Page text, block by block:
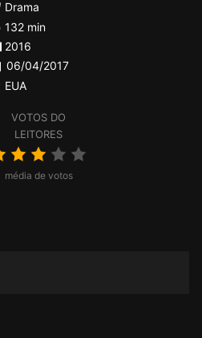
VOTOS DO
LEITORES
média de votos
Drama
132 min
2016
06/04/2017
EUA